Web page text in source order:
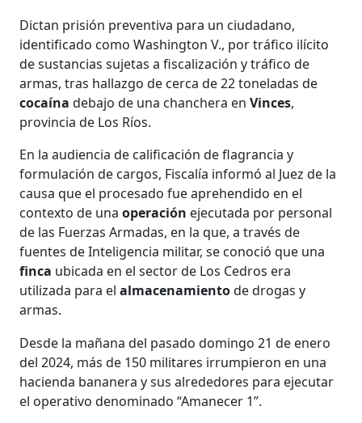
Dictan prisión preventiva para un ciudadano,
identificado como Washington V., por tráfico ilícito
de sustancias sujetas a fiscalización y tráfico de
armas, tras hallazgo de cerca de 22 toneladas de
cocaína debajo de una chanchera en Vinces,
provincia de Los Ríos.
En la audiencia de calificación de flagrancia y
formulación de cargos, Fiscalía informó al Juez de la
causa que el procesado fue aprehendido en el
contexto de una operación ejecutada por personal
de las Fuerzas Armadas, en la que, a través de
fuentes de Inteligencia militar, se conoció que una
finca ubicada en el sector de Los Cedros era
utilizada para elalmacenamientode drogas y
armas.
Desde la mañana del pasado domingo 21 de enero
del 2024, más de 150 militares irrumpieron en una
hacienda bananera y sus alrededores para ejecutar
el operativo denominado “Amanecer 1”.